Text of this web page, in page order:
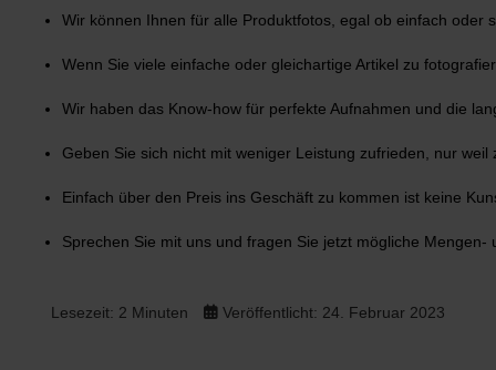
Wir können Ihnen für alle Produktfotos, egal ob einfach
Wenn Sie viele einfache oder gleichartige Artikel zu
Wir haben das Know-how für perfekte Aufnahmen und die
Geben Sie sich nicht mit weniger Leistung zufrieden, nur weil
Einfach über den Preis ins Geschäft zu kommen ist keine
Sprechen Sie mit uns und fragen Sie jetzt mögliche
Lesezeit: 2 Minuten Veröffentlicht: 24. Februar 2023